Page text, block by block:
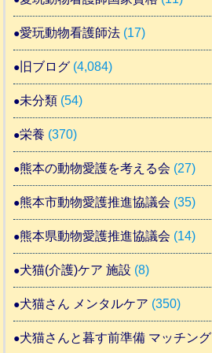
愛玩動物看護師法 (17)
旧ブログ (4,084)
未分類 (54)
栄養 (370)
熊本の動物愛護を考える会 (27)
熊本市動物愛護推進協議会 (35)
熊本県動物愛護推進協議会 (14)
犬猫(介護)ケア 施設 (8)
犬猫さん メンタルケア (350)
犬猫さんと暮す前準備 マッチング